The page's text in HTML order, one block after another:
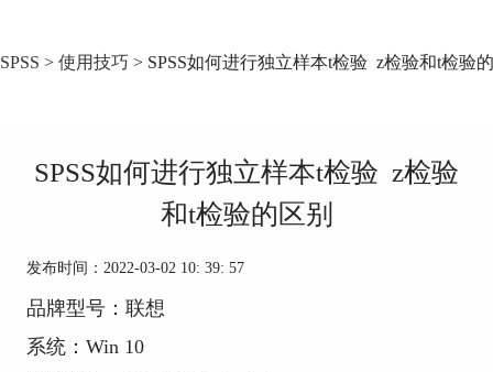
SPSS > 使用技巧 > SPSS如何进行独立样本t检验 z检验和t检验
SPSS如何进行独立样本t检验 z检验
和t检验的区别
发布时间：2022-03-02 10: 39: 57
品牌型号：联想
系统：Win 10